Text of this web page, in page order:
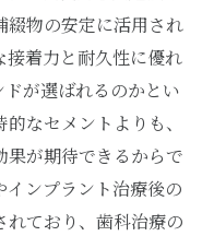
綴物の安定に活用され
接着力と耐久性に優れ
が選ばれるのかとい
なセメントよりも、
が期待できるからで
ンプラント治療後の
ており、歯科治療の